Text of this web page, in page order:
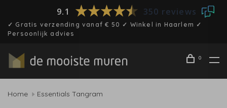
9.1 350 reviews
✓ Gratis verzending vanaf € 50 ✓ Winkel in Haarlem ✓
Persoonlijk advies
0
Home Essentials Tangram